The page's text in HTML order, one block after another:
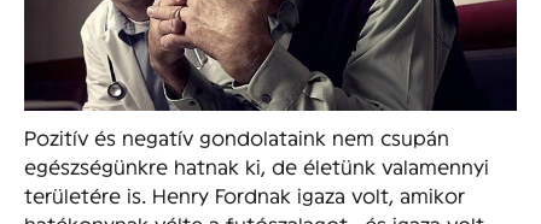
Pozitív és negatív gondolataink nem csupán
egészségünkre hatnak ki, de életünk valamennyi
területére is. Henry Fordnak igaza volt, amikor